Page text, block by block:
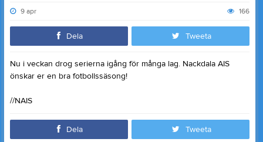
9 apr 166
Dela Tweeta
Nu i veckan drog serierna igång för många lag. Nackdala AIS
önskar er en bra fotbollssäsong!
//NAIS
Dela Tweeta